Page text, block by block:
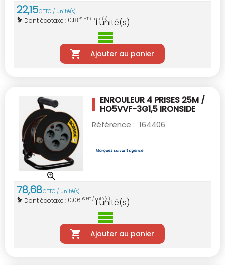
22,15€TTC / unité(s)
Dont écotaxe : 0,18 € HT / unité(s)
1unité(s)
Ajouter au panier
ENROULEUR 4 PRISES 25M /
HO5VVF-3G1,5 IRONSIDE
Référence : 164406
78,68€TTC / unité(s)
Dont écotaxe : 0,06 € HT / unité(s)
1unité(s)
Ajouter au panier